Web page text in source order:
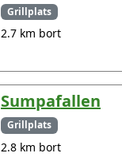
Grillplats
2.7 km bort
Sumpafallen
Grillplats
2.8 km bort